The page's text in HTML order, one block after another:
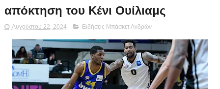
απόκτηση του Κένι Ουίλιαμς
Αυγούστου 22, 2024 Ειδήσεις Μπάσκετ Ανδρών